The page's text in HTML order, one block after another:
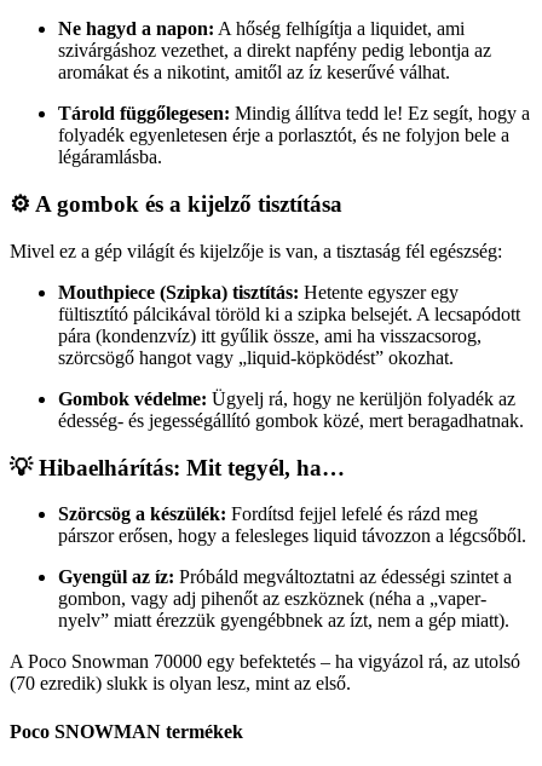
Ne hagyd a napon: A hőség felhígítja a liquidet, ami
szivárgáshoz vezethet, a direkt napfény pedig lebontja az
aromákat és a nikotint, amitől az íz keserűvé válhat.
Tárold függőlegesen: Mindig állítva tedd le! Ez segít, hogy a
folyadék egyenletesen érje a porlasztót, és ne folyjon bele a
légáramlásba.
⚙️ A gombok és a kijelző tisztítása
Mivel ez a gép világít és kijelzője is van, a tisztaság fél egészség:
Mouthpiece (Szipka) tisztítás: Hetente egyszer egy
fültisztító pálcikával töröld ki a szipka belsejét. A lecsapódott
pára (kondenzvíz) itt gyűlik össze, ami ha visszacsorog,
szörcsögő hangot vagy „liquid-köpködést” okozhat.
Gombok védelme: Ügyelj rá, hogy ne kerüljön folyadék az
édesség- és jegességállító gombok közé, mert beragadhatnak.
💡 Hibaelhárítás: Mit tegyél, ha…
Szörcsög a készülék: Fordítsd fejjel lefelé és rázd meg
párszor erősen, hogy a felesleges liquid távozzon a légcsőből.
Gyengül az íz: Próbáld megváltoztatni az édességi szintet a
gombon, vagy adj pihenőt az eszköznek (néha a „vaper-
nyelv” miatt érezzük gyengébbnek az ízt, nem a gép miatt).
A Poco Snowman 70000 egy befektetés – ha vigyázol rá, az utolsó
(70 ezredik) slukk is olyan lesz, mint az első.
Poco SNOWMAN termékek